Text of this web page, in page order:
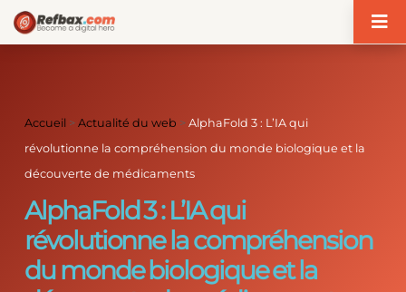
Accueil >Actualité du web >AlphaFold 3 : L’IA qui
révolutionne la compréhension du monde biologique et la
découverte de médicaments
AlphaFold 3 : L’IA qui
révolutionne la compréhension
du monde biologique et la
Panneau de gestion des cookies